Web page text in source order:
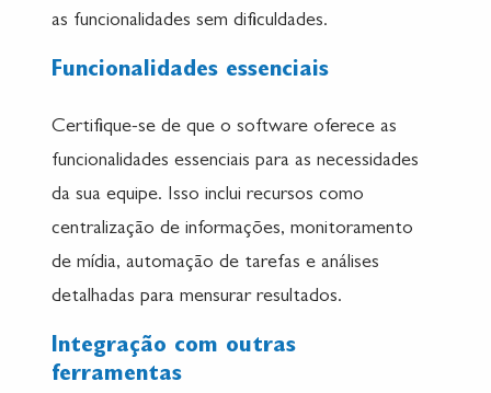
as funcionalidades sem dificuldades.
Funcionalidades essenciais
Certifique-se de que o software oferece as
funcionalidades essenciais para as necessidades
da sua equipe. Isso inclui recursos como
centralização de informações, monitoramento
de mídia, automação de tarefas e análises
detalhadas para mensurar resultados.
Integração com outras
ferramentas